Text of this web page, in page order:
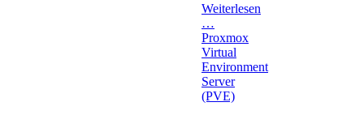
Weiterlesen
…
Proxmox
Virtual
Environment
Server
(PVE)